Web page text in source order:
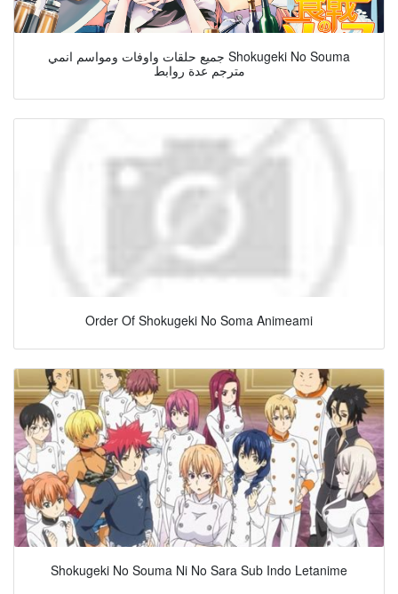
جميع حلقات واوفات ومواسم انمي Shokugeki No Souma
مترجم عدة روابط
Order Of Shokugeki No Soma Animeami
Shokugeki No Souma Ni No Sara Sub Indo Letanime